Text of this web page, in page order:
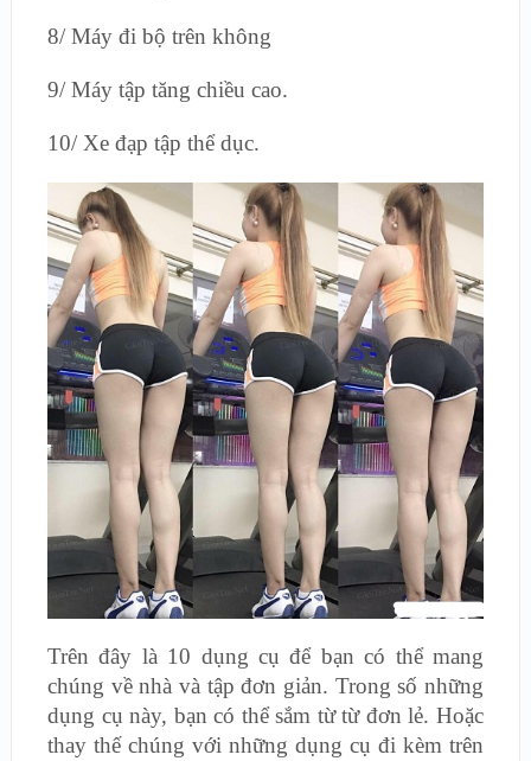
8/ Máy đi bộ trên không
9/ Máy tập tăng chiều cao.
10/ Xe đạp tập thể dục.
Trên đây là 10 dụng cụ để bạn có thể mang
chúng về nhà và tập đơn giản. Trong số những
dụng cụ này, bạn có thể sắm từ từ đơn lẻ. Hoặc
thay thế chúng với những dụng cụ đi kèm trên